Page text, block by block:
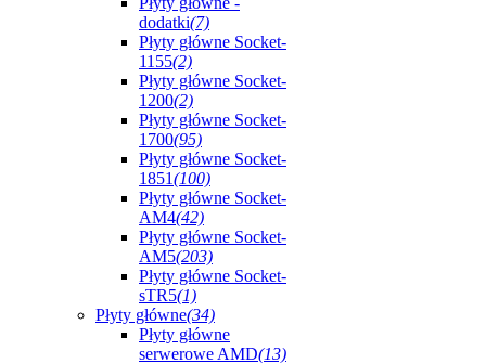
dodatki(7)
Płyty główne Socket-
1155(2)
Płyty główne Socket-
1200(2)
Płyty główne Socket-
1700(95)
Płyty główne Socket-
1851(100)
Płyty główne Socket-
AM4(42)
Płyty główne Socket-
AM5(203)
Płyty główne Socket-
sTR5(1)
Płyty główne(34)
Płyty główne
serwerowe AMD(13)